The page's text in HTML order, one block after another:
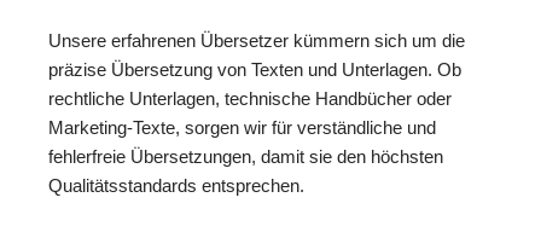
Unsere erfahrenen Übersetzer kümmern sich um die
präzise Übersetzung von Texten und Unterlagen. Ob
rechtliche Unterlagen, technische Handbücher oder
Marketing-Texte, sorgen wir für verständliche und
fehlerfreie Übersetzungen, damit sie den höchsten
Qualitätsstandards entsprechen.